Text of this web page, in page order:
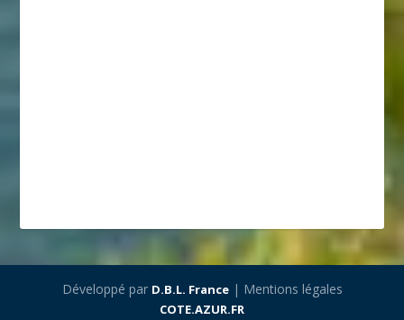
Développé par D.B.L. France| Mentions légales
COTE.AZUR.FR